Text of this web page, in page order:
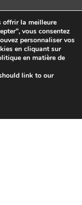
Inc.
offrir la meilleure
vous consentez
personnaliser vos
en cliquant sur
en matière de
link to our